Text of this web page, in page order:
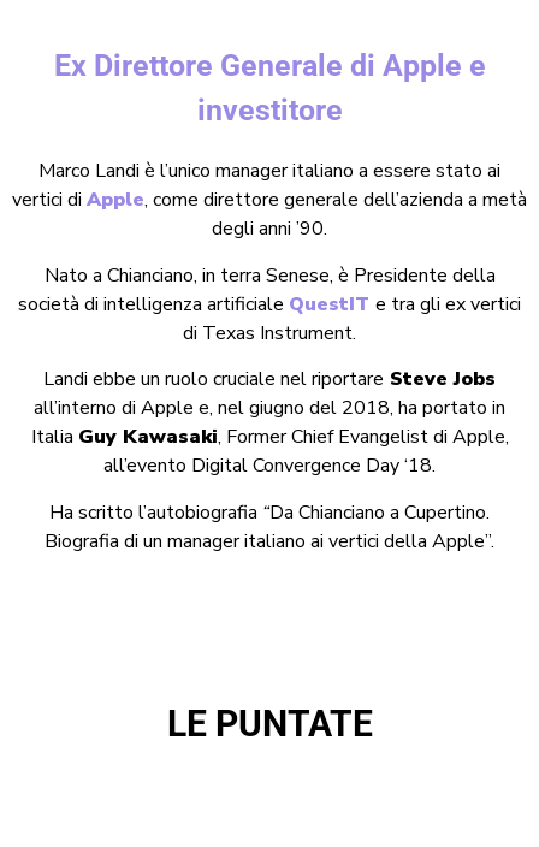
Ex Direttore Generale di Apple e
investitore
Marco Landi è l’unico manager italiano a essere stato ai
vertici di Apple, come direttore generale dell’azienda a metà
degli anni ’90.
Nato a Chianciano, in terra Senese, è Presidente della
società di intelligenza artificiale QuestIT e tra gli ex vertici
di Texas Instrument.
Landi ebbe un ruolo cruciale nel riportare Steve Jobs
all’interno di Apple e, nel giugno del 2018, ha portato in
Italia Guy Kawasaki, Former Chief Evangelist di Apple,
all’evento Digital Convergence Day ‘18.
Ha scritto l’autobiografia “Da Chianciano a Cupertino.
Biografia di un manager italiano ai vertici della Apple”.
LE PUNTATE